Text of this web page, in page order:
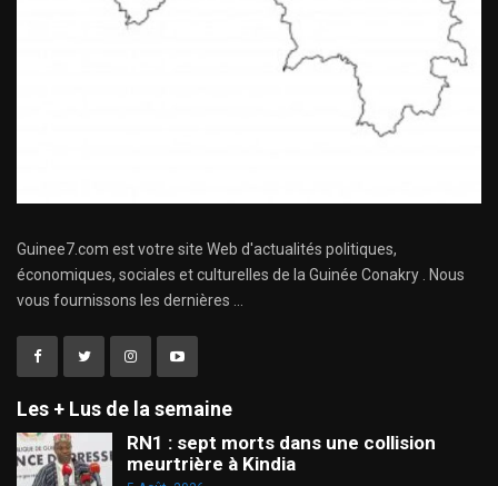
Guinee7.com est votre site Web d'actualités politiques,
économiques, sociales et culturelles de la Guinée Conakry . Nous
vous fournissons les dernières ...
Les + Lus de la semaine
RN1 : sept morts dans une collision
meurtrière à Kindia